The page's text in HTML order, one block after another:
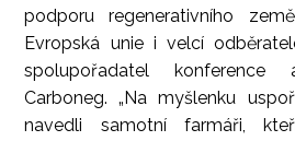
podporu regenerativního
Evropská unie i velcí
spolupořadatel
Carboneg. „Na myšlenku
navedli samotní farmáři,